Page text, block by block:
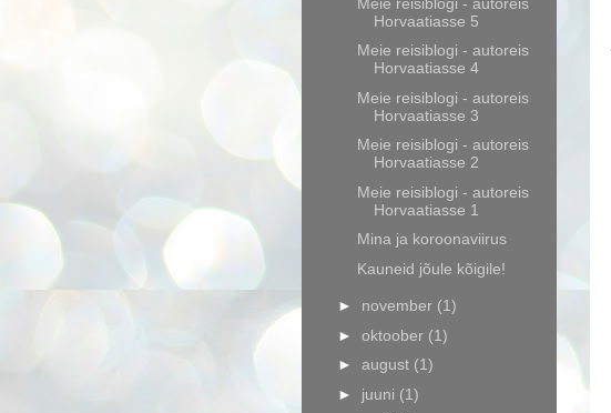
Horvaatiasse 5
Meie reisiblogi - autoreis
Horvaatiasse 4
Meie reisiblogi - autoreis
Horvaatiasse 3
Meie reisiblogi - autoreis
Horvaatiasse 2
Meie reisiblogi - autoreis
Horvaatiasse 1
Mina ja koroonaviirus
Kauneid jõule kõigile!
► november (1)
► oktoober (1)
► august (1)
► juuni (1)